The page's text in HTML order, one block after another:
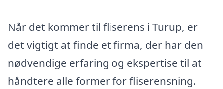
Når det kommer til fliserens i Turup, er
det vigtigt at finde et firma, der har den
nødvendige erfaring og ekspertise til at
håndtere alle former for fliserensning.